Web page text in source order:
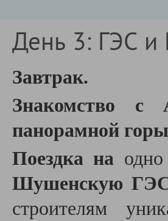
День 3: ГЭС
Завтрак.
Знакомство с
панорамной
Поездка на
Шушенскую ГЭС
строителям